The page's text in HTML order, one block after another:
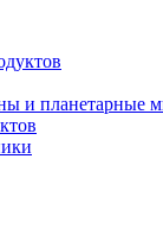
и планетарные